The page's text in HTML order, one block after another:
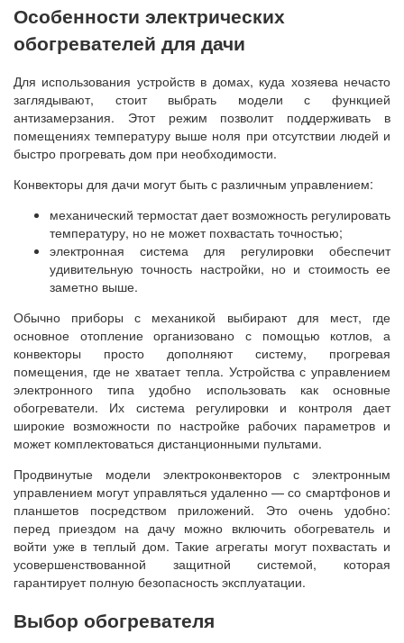
Особенности электрических
обогревателей для дачи
Для использования устройств в домах, куда хозяева нечасто
заглядывают, стоит выбрать модели с функцией
антизамерзания. Этот режим позволит поддерживать в
помещениях температуру выше ноля при отсутствии людей и
быстро прогревать дом при необходимости.
Конвекторы для дачи могут быть с различным управлением:
механический термостат дает возможность регулировать
температуру, но не может похвастать точностью;
электронная система для регулировки обеспечит
удивительную точность настройки, но и стоимость ее
заметно выше.
Обычно приборы с механикой выбирают для мест, где
основное отопление организовано с помощью котлов, а
конвекторы просто дополняют систему, прогревая
помещения, где не хватает тепла. Устройства с управлением
электронного типа удобно использовать как основные
обогреватели. Их система регулировки и контроля дает
широкие возможности по настройке рабочих параметров и
может комплектоваться дистанционными пультами.
Продвинутые модели электроконвекторов с электронным
управлением могут управляться удаленно — со смартфонов и
планшетов посредством приложений. Это очень удобно:
перед приездом на дачу можно включить обогреватель и
войти уже в теплый дом. Такие агрегаты могут похвастать и
усовершенствованной защитной системой, которая
гарантирует полную безопасность эксплуатации.
Выбор обогревателя